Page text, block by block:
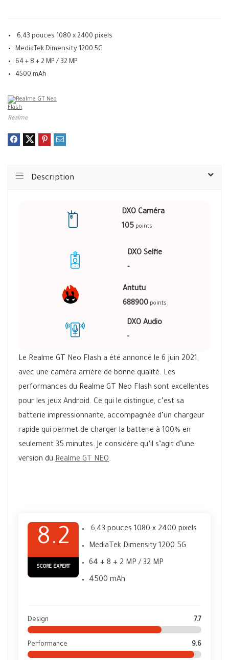
6,43 pouces 1080 x 2400 pixels
MediaTek Dimensity 1200 5G
64 + 8 + 2 MP / 32 MP
4500 mAh
Realme
Description
DXO Caméra
105 points
DXO Selfie
-
Antutu
688900 points
DXO Audio
-
Le Realme GT Neo Flash a été annoncé le 6 juin 2021,
avec une caméra arrière de bonne qualité. Les
performances du Realme GT Neo Flash sont excellentes
pour les jeux Android. Ce qui le distingue, c’est sa
batterie impressionnante, accompagnée d’un chargeur
rapide qui permet de charger la batterie à 100% en
seulement 35 minutes. Je considère qu’il s’agit d’une
version du Realme GT NEO.
8.2
SCORE EXPERT
6,43 pouces 1080 x 2400 pixels
MediaTek Dimensity 1200 5G
64 + 8 + 2 MP / 32 MP
4500 mAh
Design 7.7
Performance 9.6